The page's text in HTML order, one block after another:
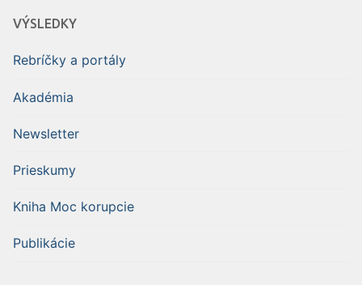
VÝSLEDKY
Rebríčky a portály
Akadémia
Newsletter
Prieskumy
Kniha Moc korupcie
Publikácie